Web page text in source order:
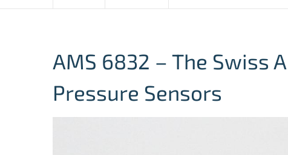
AMS 6832 – The Swiss
Pressure Sensors